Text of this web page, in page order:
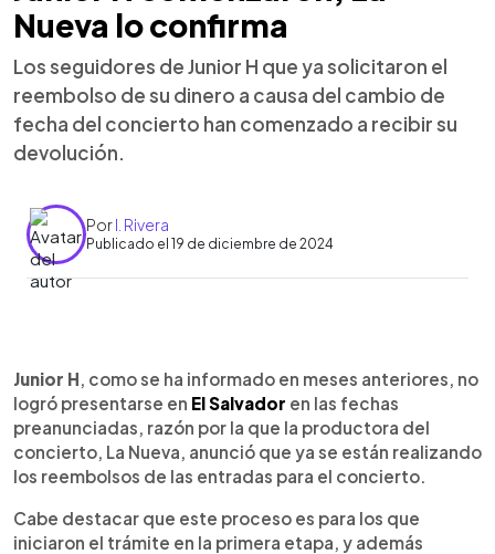
Nueva lo confirma
Los seguidores de Junior H que ya solicitaron el
reembolso de su dinero a causa del cambio de
fecha del concierto han comenzado a recibir su
devolución.
PorI. Rivera
Publicado el 19 de diciembre de 2024
► Escuchar artículo
Junior H , como se ha informado en meses anteriores, no
logró presentarse en El Salvador en las fechas
preanunciadas, razón por la que la productora del
concierto, La Nueva, anunció que ya se están realizando
los reembolsos de las entradas para el concierto.
Cabe destacar que este proceso es para los que
iniciaron el trámite en la primera etapa, y además